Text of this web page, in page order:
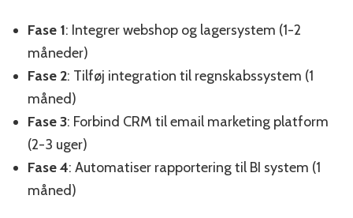
Fase 1: Integrer webshop og lagersystem (1-2
måneder)
Fase 2: Tilføj integration til regnskabssystem (1
måned)
Fase 3: Forbind CRM til email marketing platform
(2-3 uger)
Fase 4: Automatiser rapportering til BI system (1
måned)